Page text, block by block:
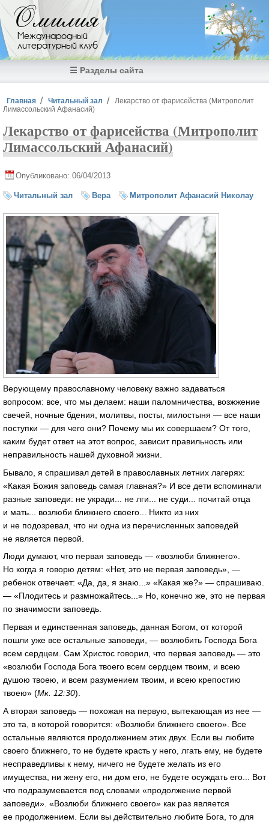
Перейти к основному содержанию
Омилия
Международный
литературный клуб
☰ Разделы сайта
Вы здесь
Главная Читальный зал
Лекарство от фарисейства (Митрополит
Лимассольский Афанасий)
Лекарство от фарисейства (Митрополит
Лимассольский Афанасий)
Опубликовано: 06/04/2013
Читальный зал Вера Митрополит Афанасий Николау
Верующему православному человеку важно задаваться
вопросом: все, что мы делаем: наши паломничества, возжжение
свечей, ночные бдения, молитвы, посты, милостыня — все наши
поступки — для чего они? Почему мы их совершаем? От того,
каким будет ответ на этот вопрос, зависит правильность или
неправильность нашей духовной жизни.
Бывало, я спрашивал детей в православных летних лагерях:
«Какая Божия заповедь самая главная?» И все дети вспоминали
разные заповеди: не укради... не лги... не суди... почитай отца
и мать... возлюби ближнего своего... Никто из них
и не подозревал, что ни одна из перечисленных заповедей
не является первой.
Люди думают, что первая заповедь — «возлюби ближнего».
Но когда я говорю детям: «Нет, это не первая заповедь», —
ребенок отвечает: «Да, да, я знаю...» «Какая же?» — спрашиваю.
— «Плодитесь и размножайтесь...» Но, конечно же, это не первая
по значимости заповедь.
Первая и единственная заповедь, данная Богом, от которой
пошли уже все остальные заповеди, — возлюбить Господа Бога
всем сердцем. Сам Христос говорил, что первая заповедь — это
«возлюби Господа Бога твоего всем сердцем твоим, и всею
душою твоею, и всем разумением твоим, и всею крепостию
твоею» (Мк. 12:30).
А вторая заповедь — похожая на первую, вытекающая из нее —
это та, в которой говорится: «Возлюби ближнего своего». Все
остальные являются продолжением этих двух. Если вы любите
своего ближнего, то не будете красть у него, лгать ему, не будете
несправедливы к нему, ничего не будете желать из его
имущества, ни жену его, ни дом его, не будете осуждать его... Вот
что подразумевается под словами «продолжение первой
заповеди». «Возлюби ближнего своего» как раз является
ее продолжением. Если вы действительно любите Бога, то для